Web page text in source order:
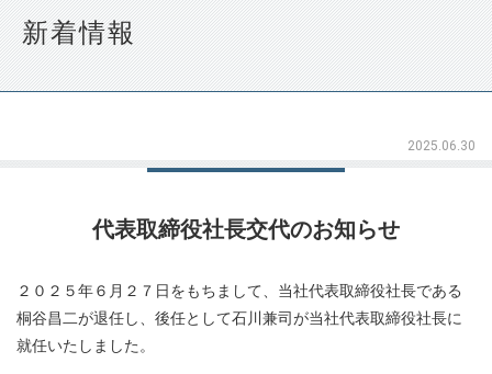
新着情報
2025.06.30
代表取締役社長交代のお知らせ
２０２５年６月２７日をもちまして、当社代表取締役社長である
桐谷昌二が退任し、後任として石川兼司が当社代表取締役社長に
就任いたしました。